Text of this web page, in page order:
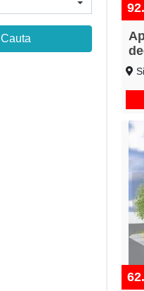
Cauta